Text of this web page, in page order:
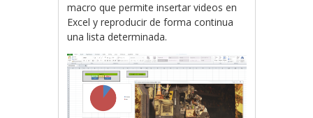
macro que permite insertar videos en
Excel y reproducir de forma continua
una lista determinada.